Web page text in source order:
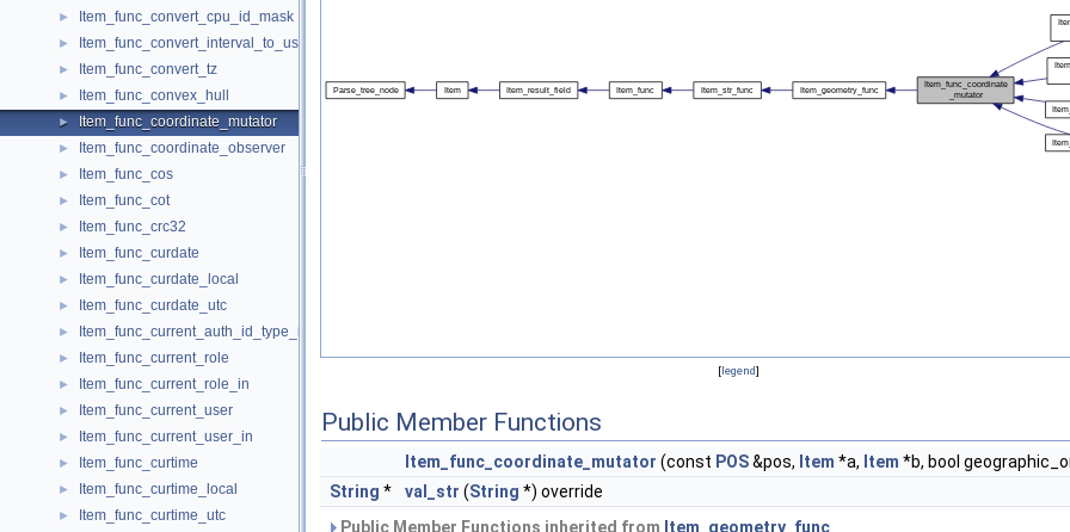
► Item_func_convert_cpu_id_mask
► Item_func_convert_interval_to_user_interval
► Item_func_convert_tz
► Item_func_convex_hull
► Item_func_coordinate_mutator
► Item_func_coordinate_observer
► Item_func_cos
► Item_func_cot
► Item_func_crc32
► Item_func_curdate
► Item_func_curdate_local
► Item_func_curdate_utc
► Item_func_current_auth_id_type_in
► Item_func_current_role
► Item_func_current_role_in
► Item_func_current_user
► Item_func_current_user_in
► Item_func_curtime
► Item_func_curtime_local
► Item_func_curtime_utc
[legend]
Public Member Functions
Item_func_coordinate_mutator (const POS&pos, Item *a, Item *b, bool
String * val_str (String *) override
Public Member Functions inherited from Item_geometry_func